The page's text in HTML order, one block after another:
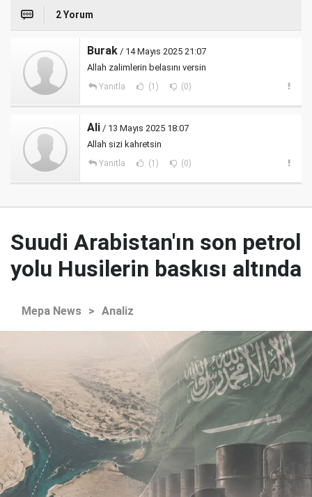
2 Yorum
Burak / 14 Mayıs 2025 21:07
Allah zalimlerin belasını versin
Yanıtla (1) (0)
Ali / 13 Mayıs 2025 18:07
Allah sizi kahretsin
Yanıtla (1) (0)
Suudi Arabistan'ın son petrol
yolu Husilerin baskısı altında
Mepa News > Analiz